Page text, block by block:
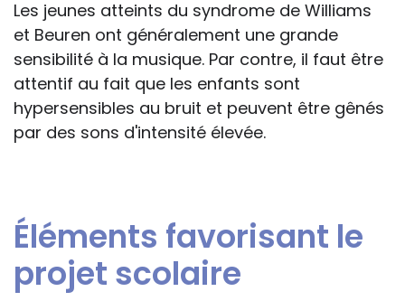
Les jeunes atteints du syndrome de Williams
et Beuren ont généralement une grande
sensibilité à la musique. Par contre, il faut être
attentif au fait que les enfants sont
hypersensibles au bruit et peuvent être gênés
par des sons d'intensité élevée.
Éléments favorisant le
projet scolaire